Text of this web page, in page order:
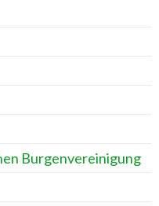
Burgenvereinigung